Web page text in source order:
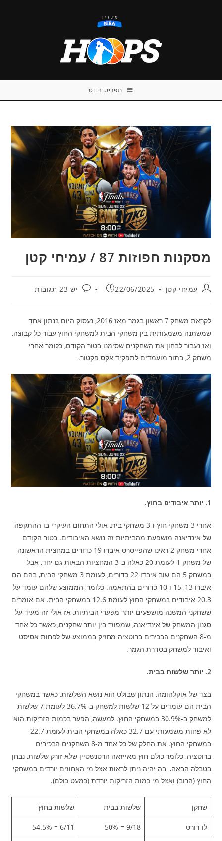
תפריט ניווט
מסקנות חפוזות 87 / עמיחי קטן
מחבר:עמיחי קטן פורסם:
22/06/2025 תגובות:
יש 23 תגובות
לקראת משחק 7 ראשון בגמר מאז 2016, נעסוק היום בנתון אחד
שמשתנה משמעותית בין משחקי הבית למשחקי החוץ עבור כל קבוצה,
ואז נעבור לבחון את השחקנים שסימנו בטור הקודם, כלומר אחרי
משחק 2, בתור מועמדים לתפקיד אקס פקטור.
1. יותר איבודים בחוץ.
אחרי 3 משחקי חוץ ו-3 משחקי בית, אולי התחום העיקרי בו ההתקפה
של אינדיאנה מושפעת מהביתיות זה נושא האיבודים. בטור הקודם
אחרי משחק 2 ראינו שהפייסרס איבדו 19 כדורים במחצית הראשונה
של משחק 1 לעומת 20 כאלה ב-3 המחציות הבאות גם יחד, אבל
במשחק 5 הם שוב איבדו 22 כדורים, לעומת 3 משחקי הבית, בהם הם
איבדו 13, 15 ו-10 כדורים בהתאמה. כלומר, הממוצע שלהם עומד על
20.3 איבודים במשחקי החוץ לעומת 12.6 במשחקי הבית. אם אומרים
ששחקני המשנה מושפעים יותר מפערי הביתיות, אז אולי זה מעיד על
סגנון המשחק של אינדיאנה, שמפוזר בין יותר שחקנים, כאשר כל אחד
מ-8 השחקנים הבכירים ברוטציה מחזיק בממוצע של לפחות אסיסט
ואיבוד למשחק בסדרת הגמר.
2. יותר שלשות בבית.
בצד של אוקלהומה, הנתון שבולט הוא נושא השלשות, כאשר במשחקי
הבית הם עומדים על 12 שלשות למשחק ב-36.7% לעומת 7 שלשות
למשחק ב-30.9% במשחקי החוץ. למעשה, הפער בכמות הזריקות הוא
לא פחות משמעותי עם 32.7 כאלה במשחקי הבית לעומת 22.7
במשחקי החוץ. את החלק של כל אחד מ-8 השחקנים הבכירים
ברוטציה, כלומר כולם חוץ מאייזאה הרטנשטיין שלא זורק שלשות, נבחן
בטבלה הבאה, ובה יהיה ניתן לראות אצל מי האחוזים יורדים במשחקי
החוץ (הרוב) ואצל מי כמות הזריקות יורדת (כמעט כולם).
שחקן שלשות בבית שלשות בחוץ
לו דורט 9/18 = 50%
6/11 = 54.5%